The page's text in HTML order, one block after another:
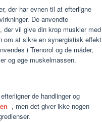
der har evnen til at efterligne
De anvendte
der vil give din krop muskler med
om at sikre en synergistisk effekt
i Trenorol og de måder,
og øge muskelmassen.
de handlinger og
, men det giver ikke nogen